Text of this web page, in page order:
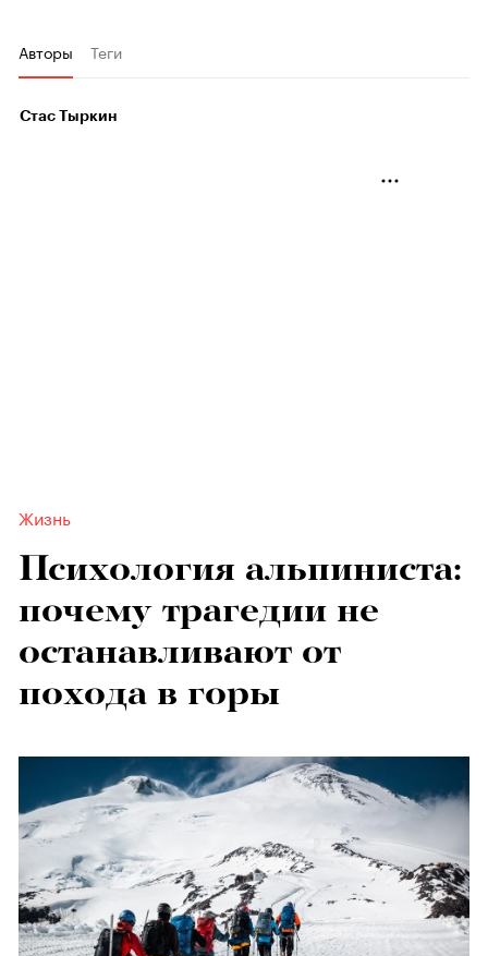
Авторы Теги
Стас Тыркин
Жизнь
Психология альпиниста:
почему трагедии не
останавливают от
похода в горы